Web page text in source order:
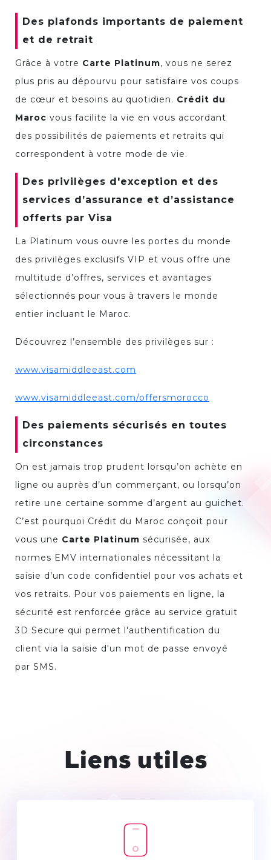
Des plafonds importants de paiement
et de retrait
Grâce à votre Carte Platinum, vous ne serez
plus pris au dépourvu pour satisfaire vos coups
de cœur et besoins au quotidien. Crédit du
Maroc vous facilite la vie en vous accordant
des possibilités de paiements et retraits qui
correspondent à votre mode de vie.
Des privilèges d'exception et des
services d’assurance et d’assistance
offerts par Visa
La Platinum vous ouvre les portes du monde
des privilèges exclusifs VIP et vous offre une
multitude d’offres, services et avantages
sélectionnés pour vous à travers le monde
entier incluant le Maroc.
Découvrez l’ensemble des privilèges sur :
www.visamiddleeast.com
www.visamiddleeast.com/offersmorocco
Des paiements sécurisés en toutes
circonstances
On est jamais trop prudent lorsqu’on achète en
ligne ou auprès d’un commerçant, ou lorsqu’on
retire une certaine somme d’argent au guichet.
C’est pourquoi Crédit du Maroc conçoit pour
vous une Carte Platinum sécurisée, aux
normes EMV internationales nécessitant la
saisie d’un code confidentiel pour vos achats et
vos retraits. Pour vos paiements en ligne, la
sécurité est renforcée grâce au service gratuit
3D Secure qui permet l'authentification du
client via la saisie d'un mot de passe envoyé
par SMS.
Liens utiles